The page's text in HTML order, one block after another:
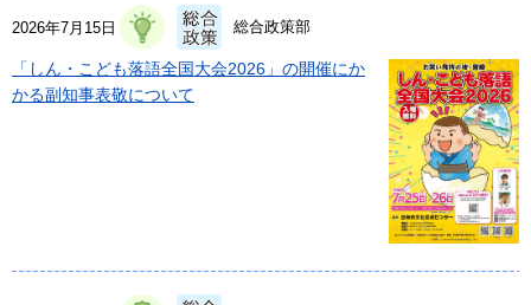
2026年7月15日 総合政策部
「しん・こども落語全国大会2026」の開催にか
かる副知事表敬について